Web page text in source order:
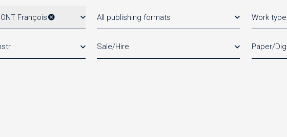
François All publishing formats Work type
Sale/Hire Paper/